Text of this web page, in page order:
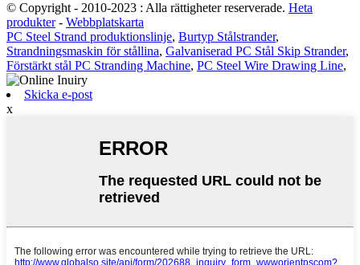
© Copyright - 2010-2023 : Alla rättigheter reserverade. Heta
produkter- Webbplatskarta
PC Steel Strand produktionslinje, Burtyp Stålstrander,
Strandningsmaskin för stållina, Galvaniserad PC Stål Skip Strander,
Förstärkt stål PC Stranding Machine, PC Steel Wire Drawing Line,
Skicka e-post
x